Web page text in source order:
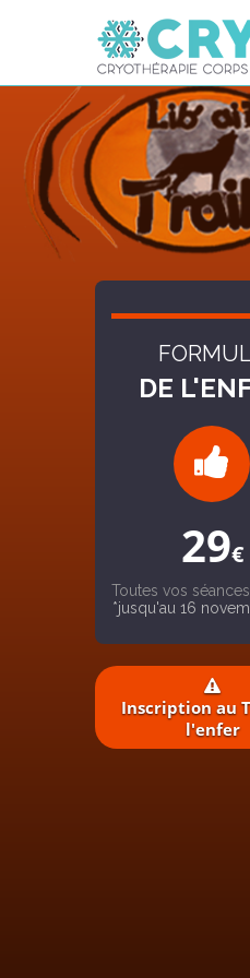
DE
29€
Toutes vos
*jusqu'au 16
Inscription au
l'enfer